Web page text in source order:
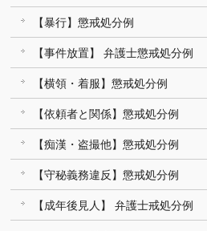
【暴行】懲戒処分例
【事件放置】 弁護士懲戒処分例
【横領・着服】懲戒処分例
【依頼者と関係】懲戒処分例
【痴漢・盗撮他】懲戒処分例
【守秘義務違反】懲戒処分例
【成年後見人】 弁護士戒処分例